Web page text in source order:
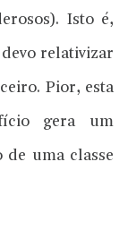
Isto é,
relativizar
Pior, esta
gera um
uma classe